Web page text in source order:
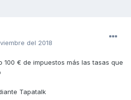
del 2018
100 € de impuestos más las tasas que
Tapatalk